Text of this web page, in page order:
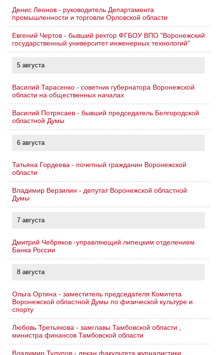
Денис Леонов - руководитель Департамента
промышленности и торговли Орловской области
Евгений Чертов - бывший ректор ФГБОУ ВПО "Воронежский
государственный университет инженерных технологий"
5 августа
Василий Тарасенко - советник губернатора Воронежской
области на общественных началах
Василий Потрясаев - бывший председатель Белгородской
областной Думы
6 августа
Татьяна Гордеева - почетный гражданин Воронежской
области
Владимир Верзилин - депутат Воронежской областной
Думы
7 августа
Дмитрий Чебряков -управляющий липецким отделением
Банка России
8 августа
Ольга Ортина - заместитель председателя Комитета
Воронежской областной Думы по физической культуре и
спорту
Любовь Третьякова - замглавы Тамбовской области ,
министра финансов Тамбовской области
Владимир Тулупов - декан факультета журналистики